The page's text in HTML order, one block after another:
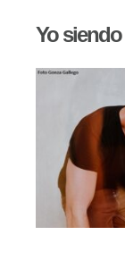
Yo